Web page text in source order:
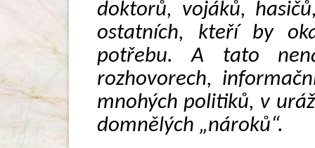
doktorů, vojáků,
ostatních, kteří by
potřebu. A tato
rozhovorech,
mnohých politiků, v
domnělých „nároků“.